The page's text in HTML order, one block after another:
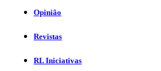
Opinião
Revistas
RL Iniciativas